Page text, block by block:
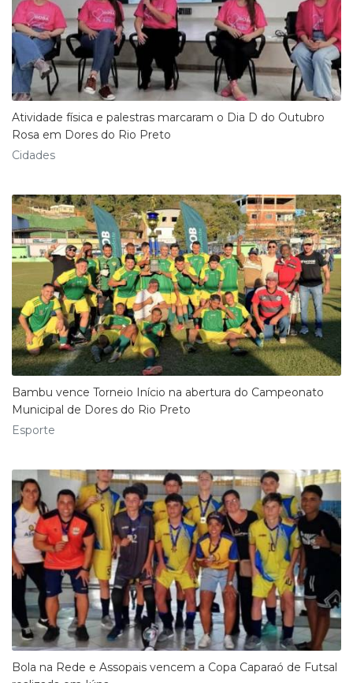
Atividade física e palestras marcaram o Dia D do Outubro
Rosa em Dores do Rio Preto
Cidades
Bambu vence Torneio Início na abertura do Campeonato
Municipal de Dores do Rio Preto
Esporte
Bola na Rede e Assopais vencem a Copa Caparaó de Futsal